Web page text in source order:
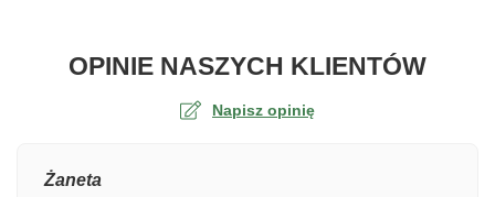
OPINIE NASZYCH KLIENTÓWO
Napisz opinię
Żaneta